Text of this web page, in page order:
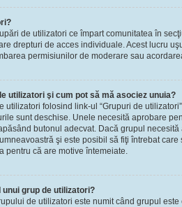
de utilizatori ce împart comunitatea în
drepturi de acces individuale. Acest lucru
permisiunilor de moderare sau
utilizatori şi cum pot să mă asociez unuia?
utilizatori folosind link-ul “Grupuri de
sunt deschise. Unele necesită aprobare
butonul adecvat. Dacă grupul
şi este posibil să fiţi întrebat
pentru că are motive întemeiate.
grup de utilizatori?
de utilizatori este numit când grupul